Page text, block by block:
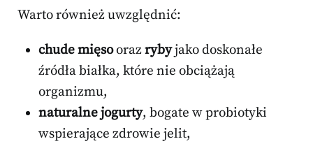
Warto również uwzględnić:
chude mięsoorazrybyjako doskonałe
źródła białka, które nie obciążają
organizmu,
naturalne jogurty, bogate w probiotyki
wspierające zdrowie jelit,